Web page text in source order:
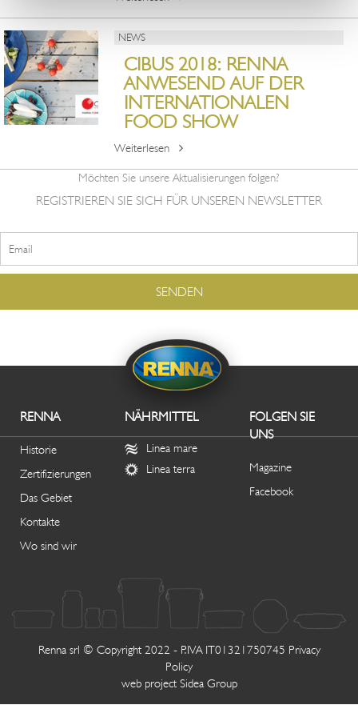
NEWS
CIBUS 2018: RENNA
ANWESEND AUF DER
INTERNATIONALEN
FOOD SHOW
Weiterlesen
Möchten Sie unsere Aktualisierungen folgen?
REGISTRIEREN SIE SICH FÜR UNSEREN NEWSLETTER
RENNA
Historie
Zertifizierungen
Das Gebiet
Kontakte
Wo sind wir
NÄHRMITTEL
Linea mare
Linea terra
FOLGEN SIE
UNS
Magazine
Facebook
Renna srl © Copyright 2022 - P.IVA IT01321750745 Privacy
Policy
web project Sidea Group